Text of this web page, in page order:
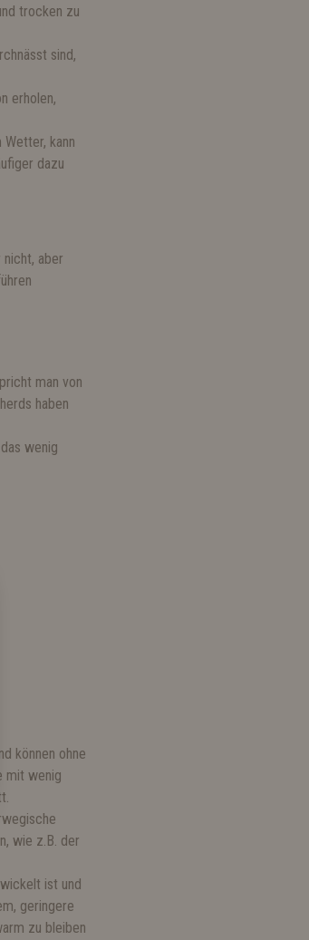
trocken zu
sind,
erholen,
kann
dazu
aber
man von
haben
wenig
können ohne
mit wenig
wie z.B. der
ist und
geringere
zu bleiben